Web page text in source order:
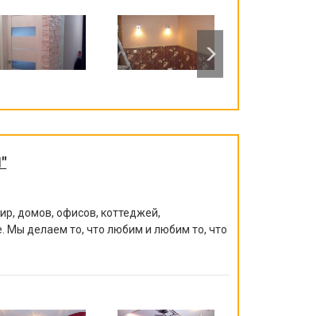
домов, офисов, коттеджей,
Мы делаем то, что любим и любим то, что